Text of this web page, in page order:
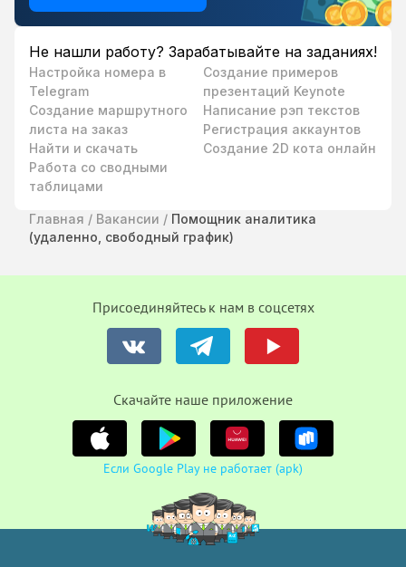
Не нашли работу? Зарабатывайте на заданиях!
Настройка номера в
Telegram
Создание маршрутного
листа на заказ
Найти и скачать
Работа со сводными
таблицами
Создание примеров
презентаций Keynote
Написание рэп текстов
Регистрация аккаунтов
Создание 2D кота онлайн
Главная / Вакансии / Помощник аналитика
(удаленно, свободный график)
Присоединяйтесь к нам в соцсетях
Cкачайте наше приложение
Если Google Play не работает (apk)